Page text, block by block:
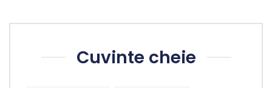
Cuvinte cheie